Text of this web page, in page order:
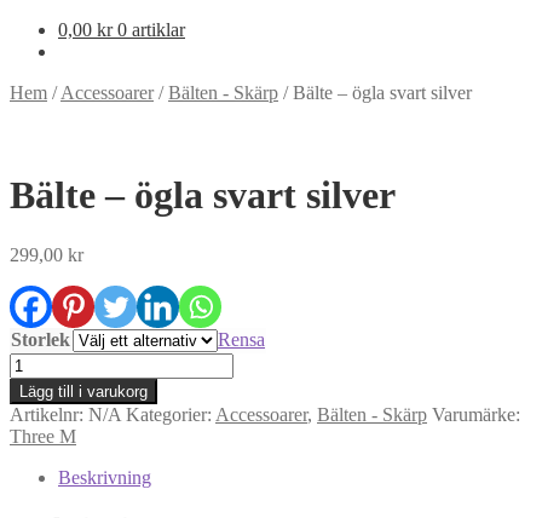
0,00 kr 0 artiklar
Hem /Accessoarer/Bälten - Skärp /Bälte – ögla svart silver
Bälte – ögla svart silver
299,00 kr
Storlek
Rensa
Bälte
-
ögla
svart
silver
mängd
Lägg till i varukorg
Artikelnr: N/A Kategorier: Accessoarer, Bälten - Skärp Varumärke:
Three M
Beskrivning